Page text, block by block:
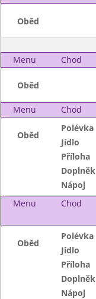
Oběd
Menu Chod
Oběd
Menu Chod
Oběd
Polévka
Jídlo
Příloha
Doplněk
Nápoj
Menu
Chod
Oběd
Polévka
Jídlo
Příloha
Doplněk
Nápoj